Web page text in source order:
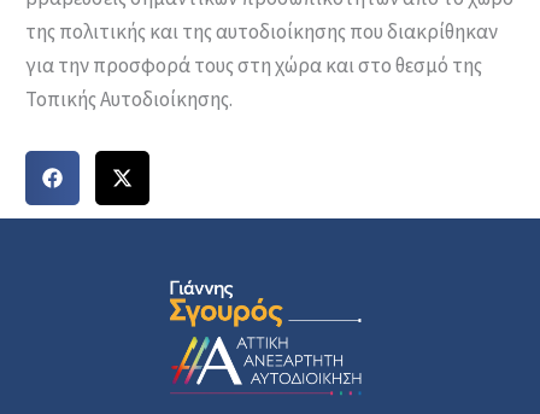
της πολιτικής και της αυτοδιοίκησης που διακρίθηκαν
για την προσφορά τους στη χώρα και στο θεσμό της
Τοπικής Αυτοδιοίκησης.